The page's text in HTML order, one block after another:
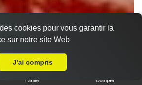
Panier Compte
cookies pour vous garantir la
sur notre site Web
J'ai compris